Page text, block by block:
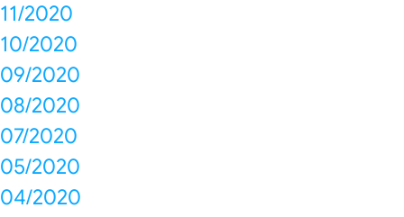
11/2020
10/2020
09/2020
08/2020
07/2020
05/2020
04/2020